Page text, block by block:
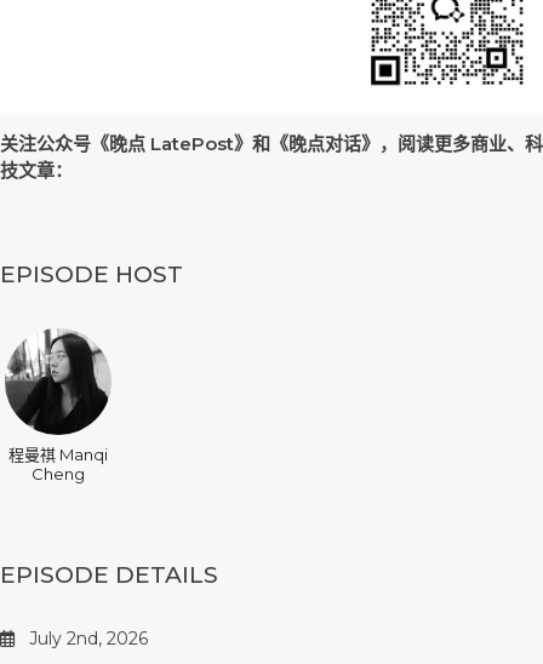
关注公众号《晚点 LatePost》和《晚点对话》，阅读更多商业、科
技文章：
EPISODE HOST
程曼祺 Manqi
Cheng
EPISODE DETAILS
July 2nd, 2026